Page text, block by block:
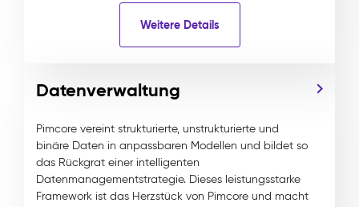
Weitere Details
Datenverwaltung
Pimcore vereint strukturierte, unstrukturierte und
binäre Daten in anpassbaren Modellen und bildet so
das Rückgrat einer intelligenten
Datenmanagementstrategie. Dieses leistungsstarke
Framework ist das Herzstück von Pimcore und macht